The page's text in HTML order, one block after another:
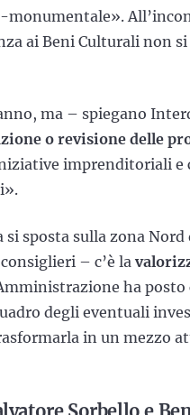
ai Beni Culturali non
ma – spiegano
o revisione delle
imprenditoriali
si sposta sulla zona
– c’è la
ha
degli eventuali
in un mezzo